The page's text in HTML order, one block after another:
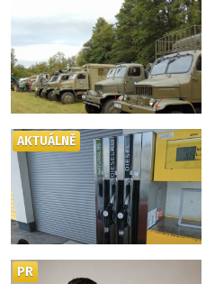
AKTUÁLNĚ
PR